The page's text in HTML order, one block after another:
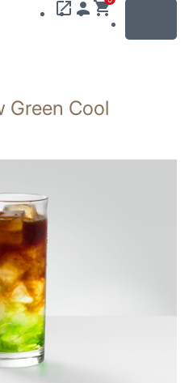
Green Cool